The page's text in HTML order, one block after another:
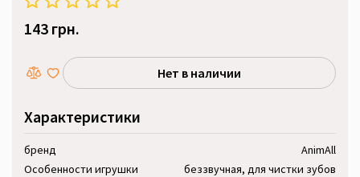
143 грн.
Нет в наличии
Характеристики
бренд
AnimAll
Особенности игрушки
беззвучная, для чистки зубов